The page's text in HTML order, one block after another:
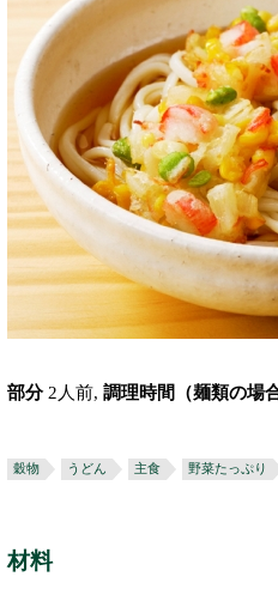
部分 2人前, 調理時間（麺類の場
穀物 うどん 主食 野菜たっぷり
材料